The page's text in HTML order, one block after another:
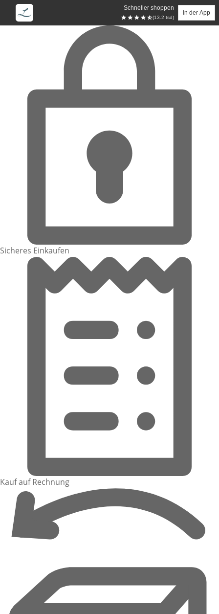
Schneller shoppen
(13.2 tsd)
in der App
Zum Hauptinhalt springen
Sicheres Einkaufen
Kauf auf Rechnung